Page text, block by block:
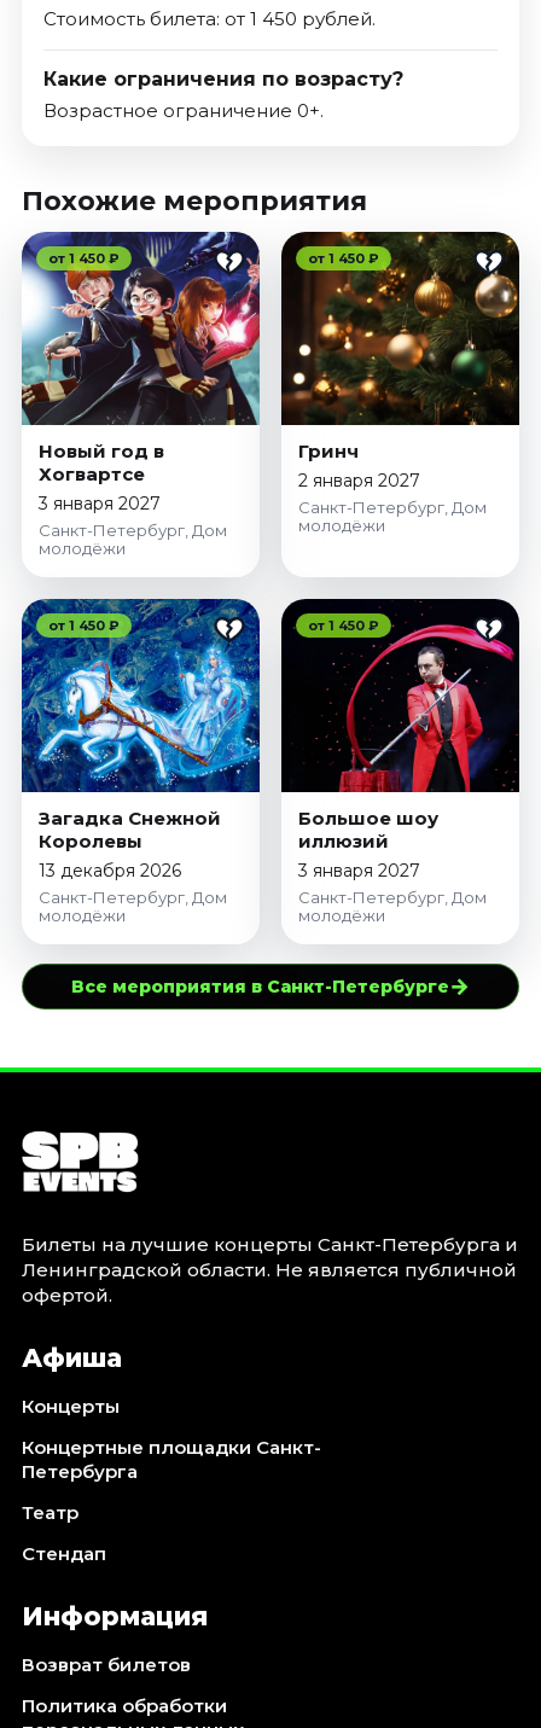
Стоимость билета: от 1 450 рублей.
Какие ограничения по возрасту?
Возрастное ограничение 0+.
Похожие мероприятия
от 1 450 ₽
Новый год в
Хогвартсе
3 января 2027
Санкт-Петербург, Дом
молодёжи
от 1 450 ₽
Гринч
2 января 2027
Санкт-Петербург, Дом
молодёжи
от 1 450 ₽
Загадка Снежной
Королевы
13 декабря 2026
Санкт-Петербург, Дом
молодёжи
от 1 450 ₽
Большое шоу
иллюзий
3 января 2027
Санкт-Петербург, Дом
молодёжи
Все мероприятия в Санкт-Петербурге→
Билеты на лучшие концерты Санкт-Петербурга и
Ленинградской области. Не является публичной
офертой.
Афиша
Концерты
Концертные площадки Санкт-
Петербурга
Театр
Стендап
Информация
Возврат билетов
Политика обработки